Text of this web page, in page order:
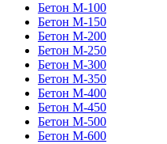
Бетон М-100
Бетон М-150
Бетон М-200
Бетон М-250
Бетон М-300
Бетон М-350
Бетон М-400
Бетон М-450
Бетон М-500
Бетон М-600